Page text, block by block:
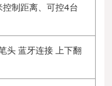
制距离、可控4台
头 蓝牙连接 上下翻